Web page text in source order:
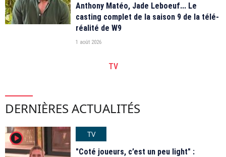
Anthony Matéo, Jade Leboeuf... Le
casting complet de la saison 9 de la télé-
réalité de W9
1 août 2026
TV
DERNIÈRES ACTUALITÉS
player2
TV
"Coté joueurs, c’est un peu light" :